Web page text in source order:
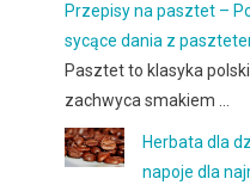
Przepisy na pasztet –
sycące dania z
Pasztet to klasyka
zachwyca smakiem …
Herbata dla
napoje dla